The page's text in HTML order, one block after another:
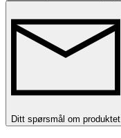
Ditt spørsmål om produktet